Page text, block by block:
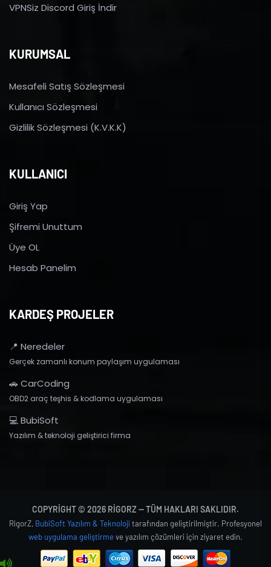
VPNSiz Discord Giriş İndir
KURUMSAL
Mesafeli Satış Sözleşmesi
Kullanıcı Sözleşmesi
Gizlilik Sözleşmesi (K.V.K.K)
KULLANICI
Giriş Yap
Şifremi Unuttum
Üye OL
Hesab Panelim
KARDEŞ PROJELER
📍 Neredeler
Gerçek zamanlı konum paylaşım uygulaması
🚗 CarCoding
OBD2 araç teşhis & kodlama uygulaması
💻 BubiSoft
Yazılım & teknoloji geliştirici firma
COPYRIGHT © 2026 RIGORZ — TÜM HAKLARI SAKLIDIR.
RigorZ, BubiSoft Yazılım & Teknoloji tarafından geliştirilmiştir. Profesyonel
web uygulama geliştirmeve yazılım çözümleri için ziyaret edin.